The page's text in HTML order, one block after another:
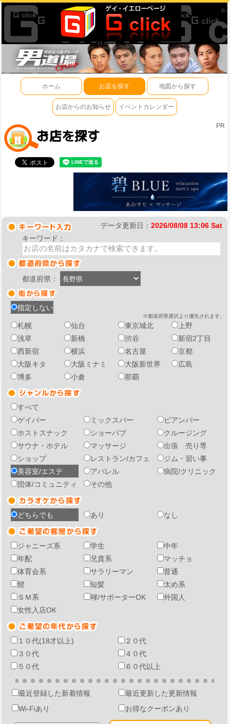
ホーム お店を探す 地図から探す
お店からのお知らせ イベントカレンダー
PR
データ更新日： 2026/08/08 13:06 Sat
キーワード：
都道府県：
指定しない
※都道府県選択より優先されます。
札幌 仙台 東京城北
上野
浅草
新橋 渋谷
新宿2丁目
西新宿
横浜 名古屋
京都
大阪キタ
大阪ミナミ 大阪新世界
広島
博多
小倉 那覇
すべて
ゲイバー
ミックスバー
ビアンバー
ホストスナック
ショーパブ
クルージング
サウナ・ホテル
マッサージ
出張 売り専
ショップ
レストラン/カフェ
ジム・習い事
美容室/エステ
アパレル
病院/クリニック
団体/コミュニティ
その他
どちらでも あり なし
ジャニーズ系 学生
中年
年配
兄貴系
マッチョ
体育会系
サラリーマン
普通
髭
短髪
太め系
ＳＭ系
褌/サポーターOK
外国人
女性入店OK
１０代(18才以上)
２０代
３０代
４０代
５０代
６０代以上
最近登録した新着情報
最近更新した更新情報
Wi-Fiあり
お得なクーポンあり